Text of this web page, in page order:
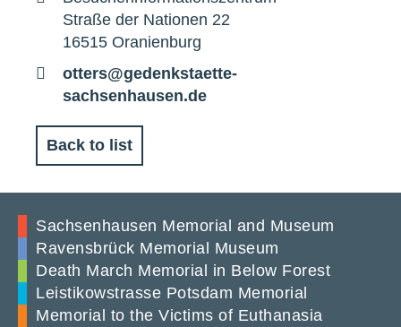
Straße der Nationen 22
16515 Oranienburg
E-
Mail
otters@gedenkstaette-
sachsenhausen.de
Back to list
Sachsenhausen Memorial and Museum
Ravensbrück Memorial Museum
Death March Memorial in Below Forest
Leistikowstrasse Potsdam Memorial
Memorial to the Victims of Euthanasia